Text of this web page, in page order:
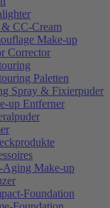
CC-Cream
Make-up
Corrector
Paletten
Spray & Fixierpuder
up Entferner
Make-up
Foundation